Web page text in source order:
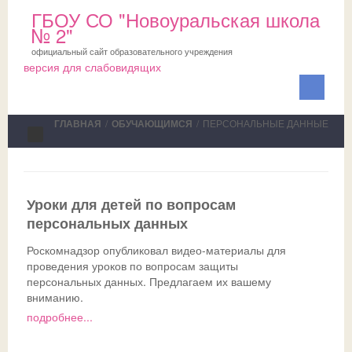
ГБОУ СО "Новоуральская школа
№ 2"
официальный сайт образовательного учреждения
версия для слабовидящих
О школе
Новости
Официально
СМИ о нас
Планы
Актуально
Коллектив
ПМПК
Документы на ПМПК
Рекомендации ПМПК для целей ГИА
Медблок
Обучающимся
Трудовой отряд
Родителям
ГЛАВНАЯ / ОБУЧАЮЩИМСЯ / ПЕРСОНАЛЬНЫЕ ДАННЫЕ
Уроки для детей по вопросам
персональных данных
Роскомнадзор опубликовал видео-материалы для
проведения уроков по вопросам защиты
персональных данных. Предлагаем их вашему
вниманию.
подробнее...